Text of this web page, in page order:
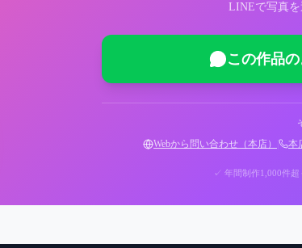
LINEで写真
この作品
Webから問い合わせ（本店） 本
✓ 年間制作1,000件超